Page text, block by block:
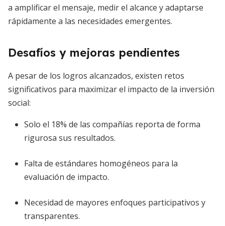
a amplificar el mensaje, medir el alcance y adaptarse
rápidamente a las necesidades emergentes.
Desafíos y mejoras pendientes
A pesar de los logros alcanzados, existen retos
significativos para maximizar el impacto de la inversión
social:
Solo el 18% de las compañías reporta de forma
rigurosa sus resultados.
Falta de estándares homogéneos para la
evaluación de impacto.
Necesidad de mayores enfoques participativos y
transparentes.